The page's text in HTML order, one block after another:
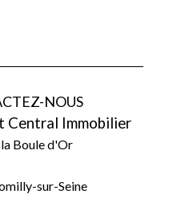
NOUS
Central Immobilier
la Boule d'Or
sur-Seine